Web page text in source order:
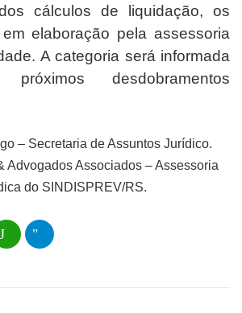
cálculos de liquidação, os
elaboração pela assessoria
A categoria será informada
desdobramentos
– Secretaria de Assuntos Jurídico.
Advogados Associados – Assessoria
do SINDISPREV/RS.